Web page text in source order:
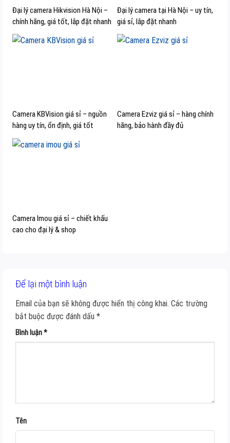
Đại lý camera Hikvision Hà Nội –
chính hãng, giá tốt, lắp đặt nhanh
Đại lý camera tại Hà Nội – uy tín,
giá sỉ, lắp đặt nhanh
Camera KBVision giá sỉ – nguồn
hàng uy tín, ổn định, giá tốt
Camera Ezviz giá sỉ – hàng chính
hãng, bảo hành đầy đủ
Camera Imou giá sỉ – chiết khấu
cao cho đại lý & shop
Để lại một bình luận
Email của bạn sẽ không được hiển thị công khai. Các trường
bắt buộc được đánh dấu *
Bình luận*
Tên